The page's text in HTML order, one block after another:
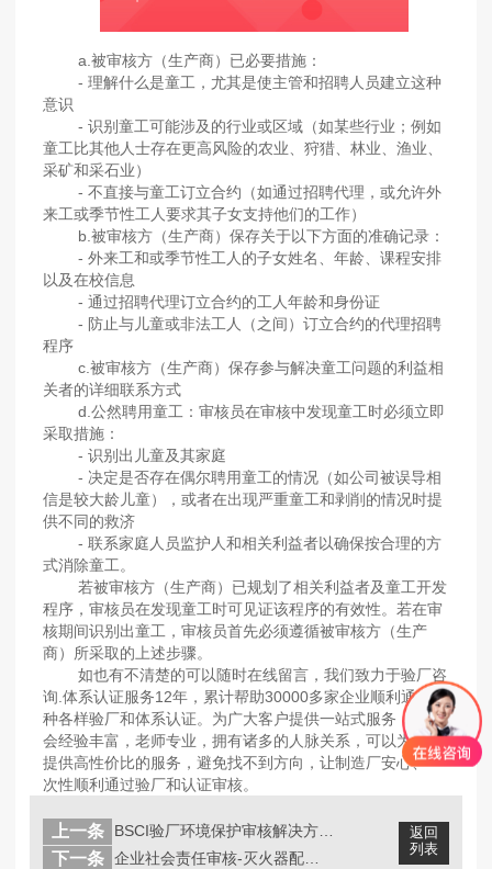
a.被审核方（生产商）已必要措施：
- 理解什么是童工，尤其是使主管和招聘人员建立这种
意识
- 识别童工可能涉及的行业或区域（如某些行业；例如
童工比其他人士存在更高风险的农业、狩猎、林业、渔业、
采矿和采石业）
- 不直接与童工订立合约（如通过招聘代理，或允许外
来工或季节性工人要求其子女支持他们的工作）
b.被审核方（生产商）保存关于以下方面的准确记录：
- 外来工和或季节性工人的子女姓名、年龄、课程安排
以及在校信息
- 通过招聘代理订立合约的工人年龄和身份证
- 防止与儿童或非法工人（之间）订立合约的代理招聘
程序
c.被审核方（生产商）保存参与解决童工问题的利益相
关者的详细联系方式
d.公然聘用童工：审核员在审核中发现童工时必须立即
采取措施：
- 识别出儿童及其家庭
- 决定是否存在偶尔聘用童工的情况（如公司被误导相
信是较大龄儿童），或者在出现严重童工和剥削的情况时提
供不同的救济
- 联系家庭人员监护人和相关利益者以确保按合理的方
式消除童工。
若被审核方（生产商）已规划了相关利益者及童工开发
程序，审核员在发现童工时可见证该程序的有效性。若在审
核期间识别出童工，审核员首先必须遵循被审核方（生产
商）所采取的上述步骤。
如也有不清楚的可以随时在线留言，我们致力于验厂咨
询.体系认证服务12年，累计帮助30000多家企业顺利通过各
种各样验厂和体系认证。为广大客户提供一站式服务，且社
会经验丰富，老师专业，拥有诸多的人脉关系，可以为工厂
提供高性价比的服务，避免找不到方向，让制造厂安心、一
次性顺利通过验厂和认证审核。
返回
列表
上一条
下一条